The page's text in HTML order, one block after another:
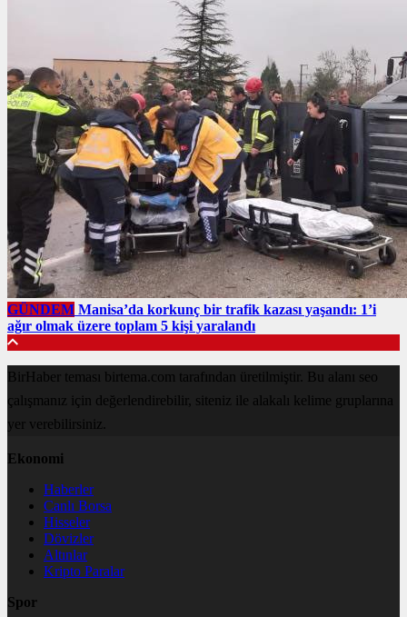
GÜNDEM Manisa’da korkunç bir trafik kazası yaşandı: 1’i
ağır olmak üzere toplam 5 kişi yaralandı
BirHaber teması birtema.com tarafından üretilmiştir. Bu alanı seo
çalışmanız için değerlendirebilir, siteniz ile alakalı kelime gruplarına
yer verebilirsiniz.
Ekonomi
Haberler
Canlı Borsa
Hisseler
Dövizler
Altınlar
Kripto Paralar
Spor